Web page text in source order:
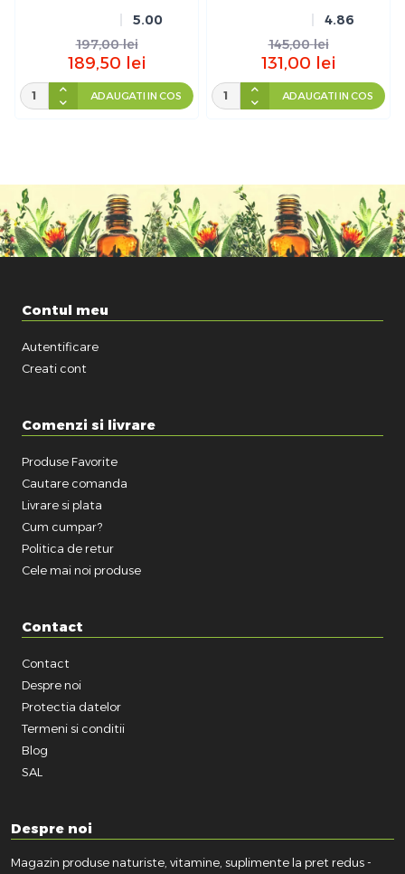
5.00
197,00 lei
189,50 lei
ADAUGATI IN COS
4.86
145,00 lei
131,00 lei
ADAUGATI IN COS
Contul meu
Autentificare
Creati cont
Comenzi si livrare
Produse Favorite
Cautare comanda
Livrare si plata
Cum cumpar?
Politica de retur
Cele mai noi produse
Contact
Contact
Despre noi
Protectia datelor
Termeni si conditii
Blog
SAL
Despre noi
Magazin produse naturiste, vitamine, suplimente la pret redus -